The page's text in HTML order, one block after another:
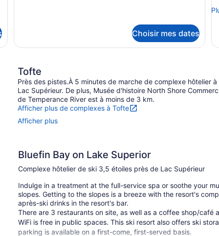
rangée
Choisir mes dates
Tofte
Près des pistes.À 5 minutes de marche de complexe hôtelier
Lac Supérieur. De plus, Musée d'histoire North Shore
de Temperance River est à moins de 3 km.
Afficher plus de complexes à Tofte
Afficher plus
Bluefin Bay on Lake Superior
Complexe hôtelier de ski 3,5 étoiles près de Lac Supérieur
Indulge in a treatment at the full-service spa or soothe your
slopes. Getting to the slopes is a breeze with the resort's
après-ski drinks in the resort's bar.
There are 3 restaurants on site, as well as a coffee shop/
WiFi is free in public spaces. This ski resort also offers ski
parking is available on a first-come, first-served basis.